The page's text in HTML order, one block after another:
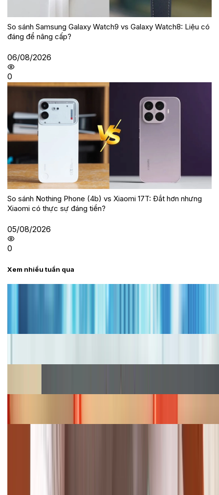
So sánh Samsung Galaxy Watch9 vs Galaxy Watch8: Liệu có
đáng để nâng cấp?
06/08/2026
0
So sánh Nothing Phone (4b) vs Xiaomi 17T: Đắt hơn nhưng
Xiaomi có thực sự đáng tiền?
05/08/2026
0
Xem nhiều tuần qua